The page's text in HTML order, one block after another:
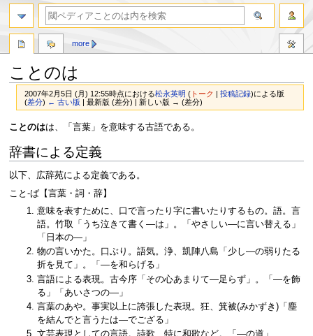
ことのは
2007年2月5日 (月) 12:55時点における松永英明 ( トーク | 投稿記録)による版
(差分) ← 古い版 | 最新版 (差分) | 新しい版 → (差分)
ナ
ゲ
シ
ョ
検
に
動
ことのはは、「言葉」を意味する古語である。
辞書による定義
以下、広辞苑による定義である。
こと‐ば【言葉・詞・辞】
意味を表すために、口で言ったり字に書いたりするもの。語。言
語。竹取「うち泣きて書く―は」。「やさしい―に言い替える」
「日本の―」
物の言いかた。口ぶり。語気。浄、凱陣八島「少し―の弱りたる
折を見て」。「―を和らげる」
言語による表現。古今序「その心あまりて―足らず」。「―を飾
る」「あいさつの―」
言葉のあや。事実以上に誇張した表現。狂、箕被(みかずき)「塵
を結んでと言うたは―でござる」
文芸表現としての言語。詩歌、特に和歌など。「―の道」
more